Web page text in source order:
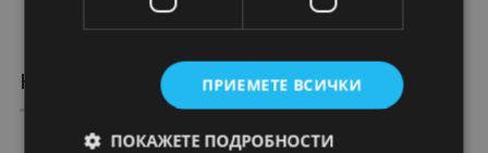
КАКВО КАЗВАТ КЛИЕНТИТЕ
ПРИЕМЕТЕ ВСИЧКИ
ПОКАЖЕТЕ ПОДРОБНОСТИ